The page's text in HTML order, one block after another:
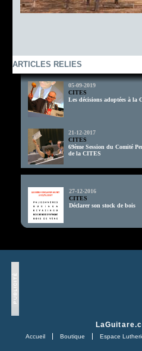
ARTICLES RELIES
05-09-2019
CITES
Les décisions adoptées à la
21-12-2017
CITES
69ème Session du Comité
de la CITES
27-12-2016
CITES
Déclarer son stock de bois
Accueil Boutique Espace